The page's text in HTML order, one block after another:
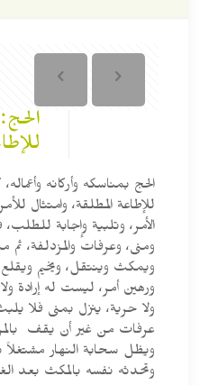
الحج بمناسكه وأركانه
للإطاعة المطلقة، وامتثال
الأمر، وتلبية وإجابة
ومنى، وعرفات والمزدلفة، ثم
ويمكث وينتقل، ويخيم
ورهين أمر، ليست له إرادة
ولا حرية، ينزل بمنى فلا
عرفات من غير أن يقف
ويظل سحابة النهار مشتغلاً
وتحدثه نفسه بالمكث بعد